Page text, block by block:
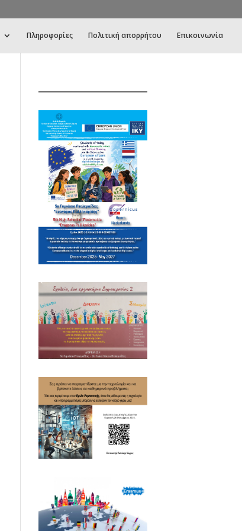
Πληροφορίες Πολιτική απορρήτου Επικοινωνία